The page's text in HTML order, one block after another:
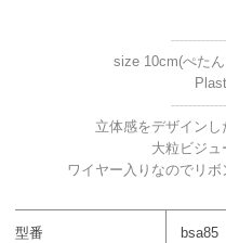
size 10cm(ぺた
立体感をデザイン
大粒ビジ
ワイヤー入りなのでリ
型番 bsa85